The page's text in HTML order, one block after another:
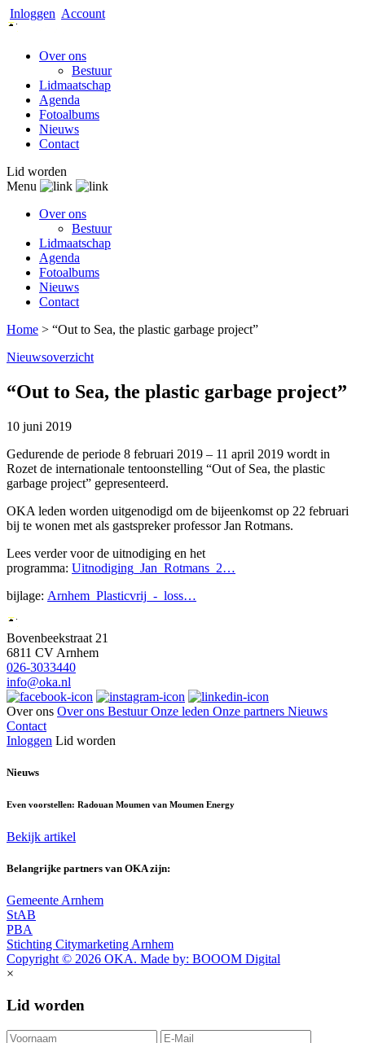
Inloggen Account
Over ons
Bestuur
Lidmaatschap
Agenda
Fotoalbums
Nieuws
Contact
Lid worden
Menu
Over ons
Bestuur
Lidmaatschap
Agenda
Fotoalbums
Nieuws
Contact
Home > “Out to Sea, the plastic garbage project”
Nieuwsoverzicht
“Out to Sea, the plastic garbage project”
10 juni 2019
Gedurende de periode 8 februari 2019 – 11 april 2019 wordt in
Rozet de internationale tentoonstelling “Out of Sea, the plastic
garbage project” gepresenteerd.
OKA leden worden uitgenodigd om de bijeenkomst op 22 februari
bij te wonen met als gastspreker professor Jan Rotmans.
Lees verder voor de uitnodiging en het
programma: Uitnodiging_Jan_Rotmans_2…
bijlage: Arnhem_Plasticvrij_-_loss…
Bovenbeekstraat 21
6811 CV Arnhem
026-3033440
info@oka.nl
Over ons Over ons BestuurOnze leden Onze partners Nieuws
Contact
Inloggen Lid worden
Nieuws
Even voorstellen: Radouan Moumen van Moumen Energy
Bekijk artikel
Belangrijke partners van OKA zijn:
Gemeente Arnhem
StAB
PBA
Stichting Citymarketing Arnhem
Copyright © 2026 OKA. Made by: BOOOM Digital
×
Lid worden